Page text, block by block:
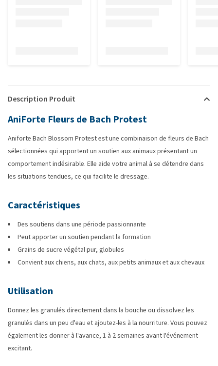
Description Produit
AniForte Fleurs de Bach Protest
Aniforte Bach Blossom Protest est une combinaison de fleurs de Bach
sélectionnées qui apportent un soutien aux animaux présentant un
comportement indésirable. Elle aide votre animal à se détendre dans
les situations tendues, ce qui facilite le dressage.
Caractéristiques
Des soutiens dans une période passionnante
Peut apporter un soutien pendant la formation
Grains de sucre végétal pur, globules
Convient aux chiens, aux chats, aux petits animaux et aux chevaux
Utilisation
Donnez les granulés directement dans la bouche ou dissolvez les
granulés dans un peu d'eau et ajoutez-les à la nourriture. Vous pouvez
également les donner à l'avance, 1 à 2 semaines avant l'événement
excitant.